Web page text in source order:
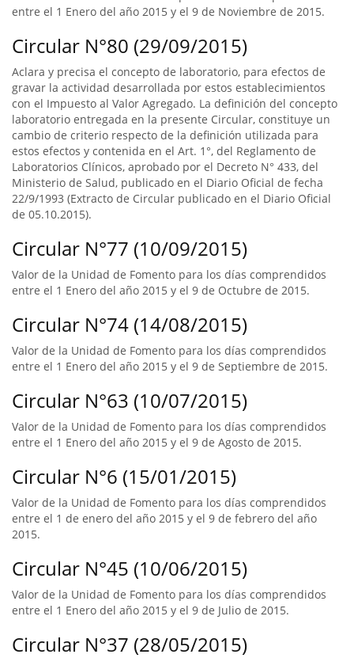
entre el 1 Enero del año 2015 y el 9 de Noviembre de 2015.
Circular N°80 (29/09/2015)
Aclara y precisa el concepto de laboratorio, para efectos de
gravar la actividad desarrollada por estos establecimientos
con el Impuesto al Valor Agregado. La definición del concepto
laboratorio entregada en la presente Circular, constituye un
cambio de criterio respecto de la definición utilizada para
estos efectos y contenida en el Art. 1°, del Reglamento de
Laboratorios Clínicos, aprobado por el Decreto N° 433, del
Ministerio de Salud, publicado en el Diario Oficial de fecha
22/9/1993 (Extracto de Circular publicado en el Diario Oficial
de 05.10.2015).
Circular N°77 (10/09/2015)
Valor de la Unidad de Fomento para los días comprendidos
entre el 1 Enero del año 2015 y el 9 de Octubre de 2015.
Circular N°74 (14/08/2015)
Valor de la Unidad de Fomento para los días comprendidos
entre el 1 Enero del año 2015 y el 9 de Septiembre de 2015.
Circular N°63 (10/07/2015)
Valor de la Unidad de Fomento para los días comprendidos
entre el 1 Enero del año 2015 y el 9 de Agosto de 2015.
Circular N°6 (15/01/2015)
Valor de la Unidad de Fomento para los días comprendidos
entre el 1 de enero del año 2015 y el 9 de febrero del año
2015.
Circular N°45 (10/06/2015)
Valor de la Unidad de Fomento para los días comprendidos
entre el 1 Enero del año 2015 y el 9 de Julio de 2015.
Circular N°37 (28/05/2015)